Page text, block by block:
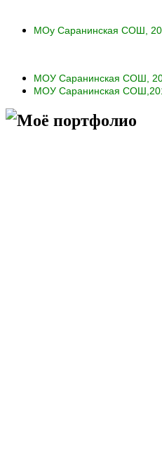
МОу Саранинская СОШ,
МОУ Саранинская СОШ,
МОУ Саранинская
Моё портфолио